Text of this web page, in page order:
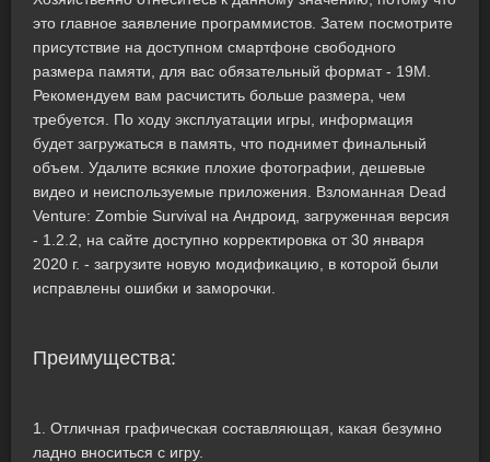
это главное заявление программистов. Затем посмотрите
присутствие на доступном смартфоне свободного
размера памяти, для вас обязательный формат - 19M.
Рекомендуем вам расчистить больше размера, чем
требуется. По ходу эксплуатации игры, информация
будет загружаться в память, что поднимет финальный
объем. Удалите всякие плохие фотографии, дешевые
видео и неиспользуемые приложения. Взломанная Dead
Venture: Zombie Survival на Андроид, загруженная версия
- 1.2.2, на сайте доступно корректировка от 30 января
2020 г. - загрузите новую модификацию, в которой были
исправлены ошибки и заморочки.
Преимущества:
1. Отличная графическая составляющая, какая безумно
ладно вноситься с игру.